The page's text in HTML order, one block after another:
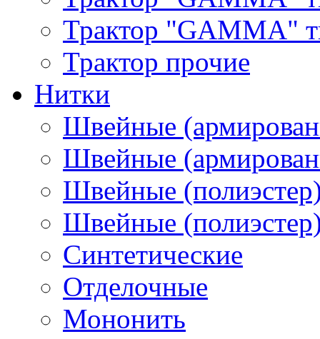
Трактор "GAMMA"
Трактор прочие
Нитки
Швейные
Швейные
Швейные
Швейные
Синтетические
Отделочные
Мононить